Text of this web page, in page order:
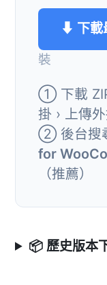
⬇ 下載
裝
① 下載
掛 › 上傳外
② 後台搜
for
（推薦）
📦 歷史版本